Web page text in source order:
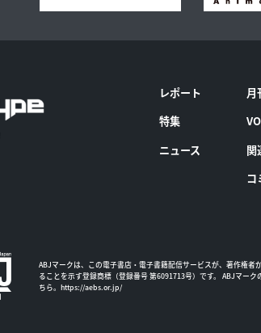
レポート
特集
ニュース
月
関
コ
ABJマークは、この電子書店・電子書籍配信サービスが、著作権者
ることを示す登録商標（登録番号 第6091713号）です。 ABJマー
ちら。 https://aebs.or.jp/